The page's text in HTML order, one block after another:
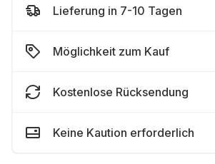
Lieferung in 7-10 Tagen
Möglichkeit zum Kauf
Kostenlose Rücksendung
Keine Kaution erforderlich